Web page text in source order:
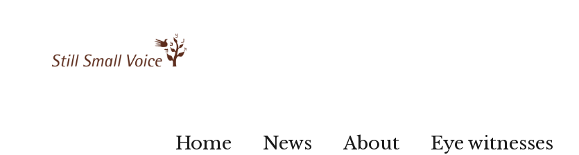
Home News About Eye witnesses